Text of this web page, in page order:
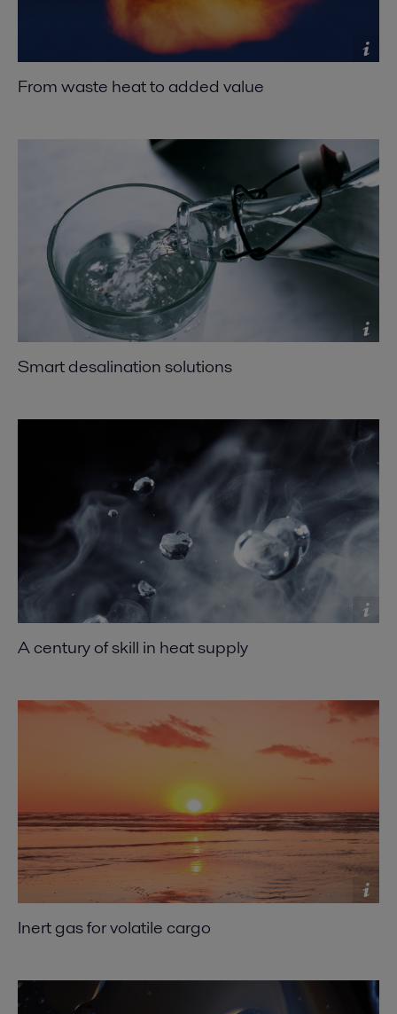
From waste heat to added value
Smart desalination solutions
A century of skill in heat supply
Inert gas for volatile cargo